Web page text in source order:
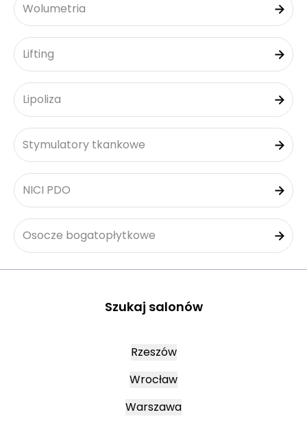
Wolumetria
Lifting
Lipoliza
Stymulatory tkankowe
NICI PDO
Osocze bogatopłytkowe
Szukaj salonów
Rzeszów
Wrocław
Warszawa